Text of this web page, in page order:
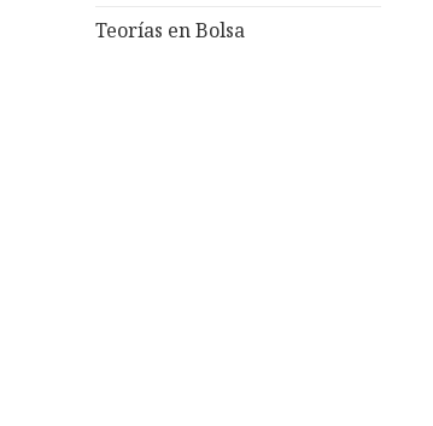
Teorías en Bolsa